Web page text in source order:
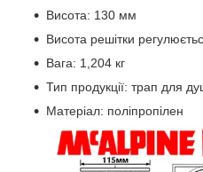
Висота: 130 мм
Висота решітки
Вага: 1,204 кг
Тип продукції: трап для
Матеріал: поліпропілен